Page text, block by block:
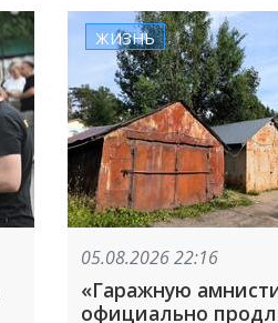
ЖИЗНЬ
05.08.2026 22:16
«Гаражную
официально